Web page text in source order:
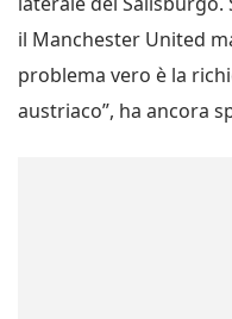
il Manchester United
problema vero è la
austriaco”, ha ancora